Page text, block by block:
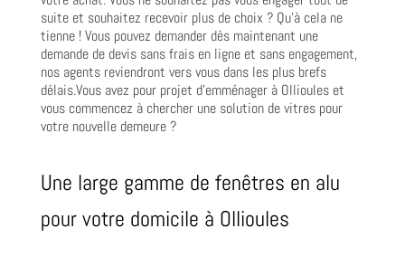
suite et souhaitez recevoir plus de choix ? Qu’à cela ne
tienne ! Vous pouvez demander dès maintenant une
demande de devis sans frais en ligne et sans engagement,
nos agents reviendront vers vous dans les plus brefs
délais.Vous avez pour projet d’emménager à Ollioules et
vous commencez à chercher une solution de vitres pour
votre nouvelle demeure ?
Une large gamme de fenêtres en alu
pour votre domicile à Ollioules